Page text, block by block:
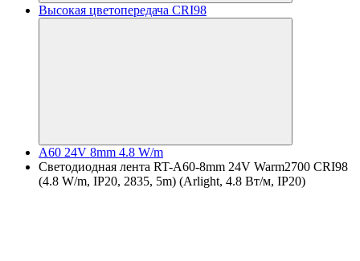
Высокая цветопередача CRI98
A60 24V 8mm 4.8 W/m
Светодиодная лента RT-A60-8mm 24V Warm2700 CRI98
(4.8 W/m, IP20, 2835, 5m) (Arlight, 4.8 Вт/м, IP20)